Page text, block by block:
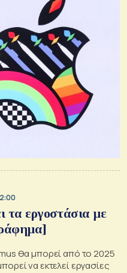
τα εργοστάσια με
θα μπορεί από το 2025
να εκτελεί εργασίες